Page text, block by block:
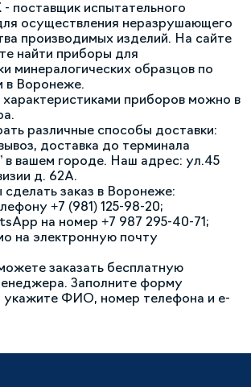
поставщик испытательного
осуществления неразрушающего
производимых изделий. На сайте
найти приборы для
минералогических образцов по
в Воронеже.
характеристиками приборов можно в
различные способы доставки:
доставка до терминала
в вашем городе. Наш адрес: ул.45
д. 62А.
заказ в Воронеже:
+7 (981) 125-98-20;
на номер +7 987 295-40-71;
на электронную почту
заказать бесплатную
Заполните форму
укажите ФИО, номер телефона и e-